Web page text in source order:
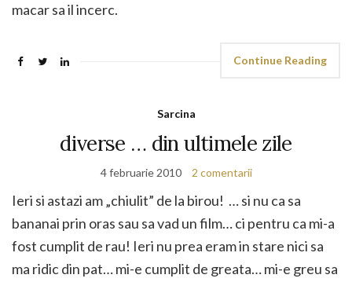
macar sa il incerc.
Continue Reading
Sarcina
diverse … din ultimele zile
4 februarie 2010 2 comentarii
Ieri si astazi am „chiulit” de la birou! … si nu ca sa
bananai prin oras sau sa vad un film… ci pentru ca mi-a
fost cumplit de rau! Ieri nu prea eram in stare nici sa
ma ridic din pat… mi-e cumplit de greata… mi-e greu sa